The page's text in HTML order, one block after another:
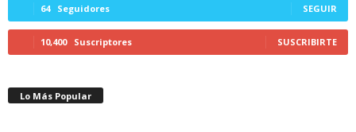
64 Seguidores SEGUIR
10,400 Suscriptores SUSCRIBIRTE
Lo Más Popular